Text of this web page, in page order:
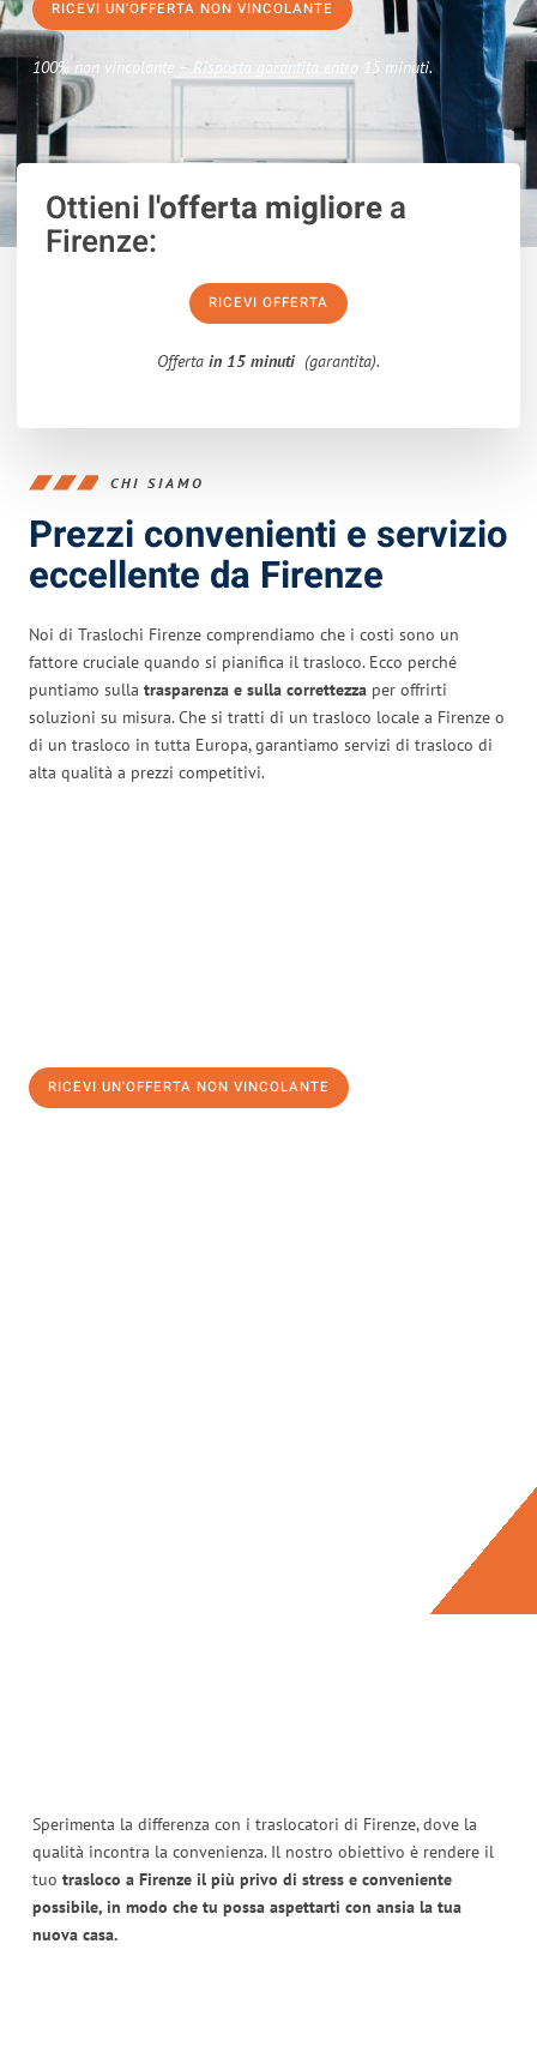
RICEVI UN'OFFERTA NON VINCOLANTE
100% non vincolante – Risposta garantita entro 15 minuti.
Ottieni l'offerta migliorea
Firenze:
RICEVI OFFERTA
Offerta in 15 minuti (garantita).
CHI SIAMO
Prezzi convenienti e servizio
eccellente da Firenze
Noi di Traslochi Firenze comprendiamo che i costi sono un
fattore cruciale quando si pianifica il trasloco. Ecco perché
puntiamo sulla trasparenza e sulla correttezza per offrirti
soluzioni su misura. Che si tratti di un trasloco locale a Firenze o
di un trasloco in tutta Europa, garantiamo servizi di trasloco di
alta qualità a prezzi competitivi.
RICEVI UN'OFFERTA NON VINCOLANTE
Sperimenta la differenza con i traslocatori di Firenze, dove la
qualità incontra la convenienza. Il nostro obiettivo è rendere il
tuo trasloco a Firenze il più privo di stress e conveniente
possibile, in modo che tu possa aspettarti con ansia la tua
nuova casa.